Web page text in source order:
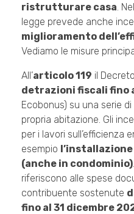
ristrutturare casa .
legge prevede anche
miglioramento
Vediamo le misure
All’articolo 119 il
detrazioni fiscali fino
Ecobonus) su una serie
propria abitazione. Gli
per i lavori sull’efficienza
esempio
(anche in condominio)
riferiscono alle spese
contribuente sostenute
fino al 31 dicembre